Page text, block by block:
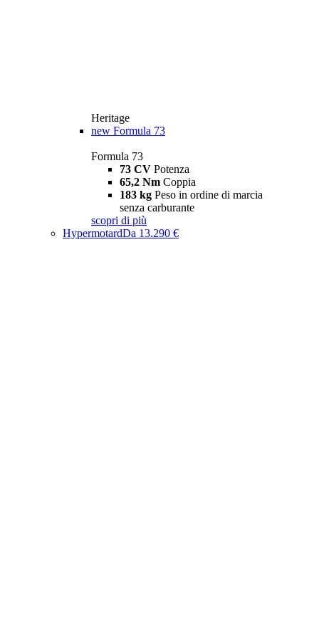
Heritage
new Formula 73
Formula 73
73 CV Potenza
65,2 Nm Coppia
183 kg Peso in ordine di marcia
senza carburante
scopri di più
HypermotardDa 13.290 €